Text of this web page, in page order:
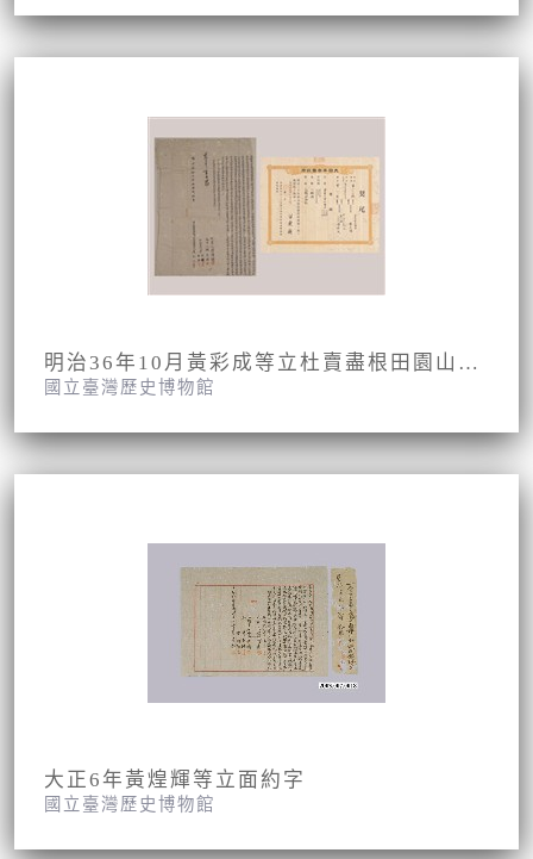
明治36年10月黃彩成等立杜賣盡根田園山埔契字併明治37年2月13日苗栗廳給黃天祿契尾第122號
國立臺灣歷史博物館
大正6年黃煌輝等立面約字
國立臺灣歷史博物館